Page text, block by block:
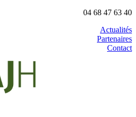
04 68 47 63 40
Actualités
Partenaires
Contact